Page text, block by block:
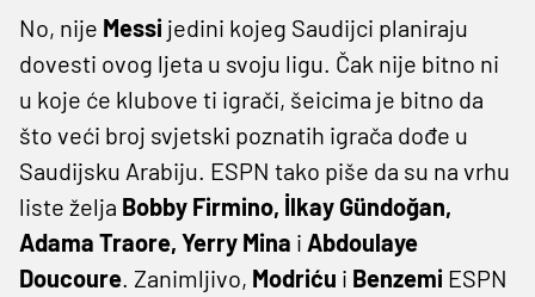
No, nije Messi jedini kojeg Saudijci planiraju
dovesti ovog ljeta u svoju ligu. Čak nije bitno ni
u koje će klubove ti igrači, šeicima je bitno da
što veći broj svjetski poznatih igrača dođe u
Saudijsku Arabiju. ESPN tako piše da su na vrhu
liste želja Bobby Firmino, İlkay Gündoğan,
Adama Traore, Yerry Mina i Abdoulaye
Doucoure. Zanimljivo, Modriću i Benzemi ESPN